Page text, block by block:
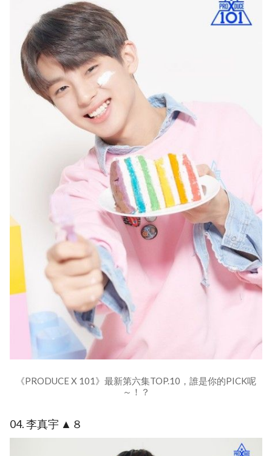
《PRODUCE X 101》最新第六集TOP.10，誰是你的PICK呢
～！？
04. 李真宇 ▲８